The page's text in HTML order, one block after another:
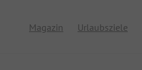
Magazin Urlaubsziele